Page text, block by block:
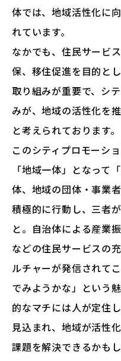
体では、地域活性化に
れています。
なかでも、住民サービ
保、移住促進を目的と
取り組みが重要で、シ
みが、地域の活性化を
と考えられております。
このシティプロモーシ
「地域一体」となって
体、地域の団体・事業
積極的に行動し、三者
と。自治体による産業
などの住民サービスの
ルチャーが発信されて
でみようかな」という
的なマチには人が定住
見込まれ、地域が活性
課題を解決できるかもし